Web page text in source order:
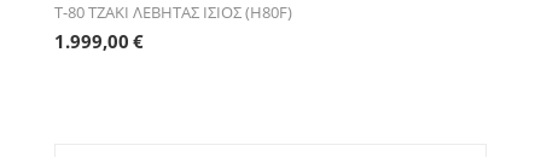
T-80 ΤΖΑΚΙ ΛΕΒΗΤΑΣ ΙΣΙΟΣ (H80F)
1.999,00 €